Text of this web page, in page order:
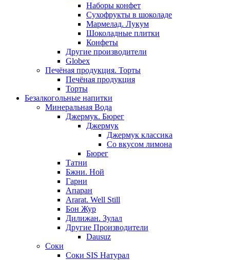
Наборы конфет
Сухофрукты в шоколаде
Мармелад. Лукум
Шоколадные плитки
Конфеты
Другие производители
Globex
Печёная продукция. Торты
Печёная продукция
Торты
Безалкогольные напитки
Минеральная Вода
Джермук. Бюрег
Джермук
Джермук классика
Со вкусом лимона
Бюрег
Татни
Бжни. Ной
Гарни
Апаран
Ararat. Well Still
Бон Жур
Дилижан. Зулал
Другие Производители
Dausuz
Соки
Соки SIS Натурал